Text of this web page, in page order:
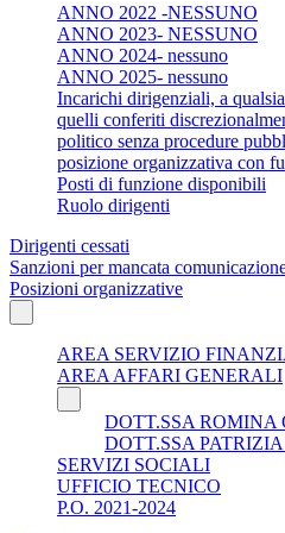
ANNO 2022 -NESSUNO
ANNO 2023- NESSUNO
ANNO 2024- nessuno
ANNO 2025- nessuno
Incarichi dirigenziali, a
quelli conferiti
politico senza procedure
posizione organizzativa con
Posti di funzione disponibili
Ruolo dirigenti
Dirigenti cessati
Sanzioni per mancata
Posizioni organizzative
AREA SERVIZIO
AREA AFFARI GENERALI
DOTT.SSA ROMINA
DOTT.SSA
SERVIZI SOCIALI
UFFICIO TECNICO
P.O. 2021-2024